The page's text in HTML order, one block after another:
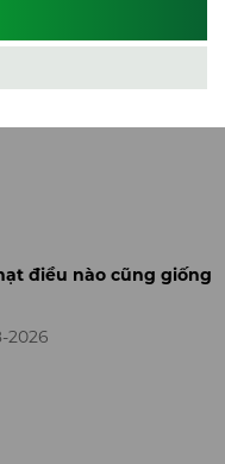
của đặc sản phố núi,
hương vị rất đáng để trải
điều nào cũng giống
2026